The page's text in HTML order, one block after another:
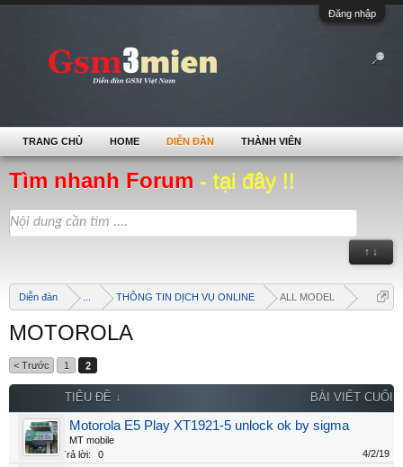
Đăng nhập
Tìm nhanh Forum - tại đây !!
↑ ↓
Diễn đàn THÔNG TIN DỊCH VỤ ONLINE ALL MODEL
MOTOROLA
< Trước 1 2
TIÊU ĐỀ ↓ BÀI VIẾT CUỐI
Motorola E5 Play XT1921-5 unlock ok by sigma
MT mobile
Trả lời:
0 4/2/19
TRANG CHỦ HOME DIỄN ĐÀN THÀNH VIÊN